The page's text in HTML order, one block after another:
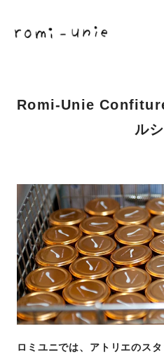
ン
Romi-Unie
ル
ロミユニでは、アトリエのス